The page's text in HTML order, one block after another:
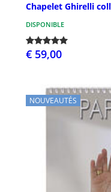
Chapelet Ghirelli
DISPONIBLE
€ 59,00
NOUVEAUTÉS